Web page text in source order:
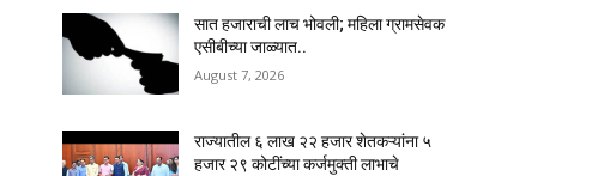
सात हजाराची लाच भोवली; महिला ग्रामसेवक
एसीबीच्या जाळ्यात..
August 7, 2026
राज्यातील ६ लाख २२ हजार शेतकऱ्यांना ५
हजार २९ कोटींच्या कर्जमुक्ती लाभाचे